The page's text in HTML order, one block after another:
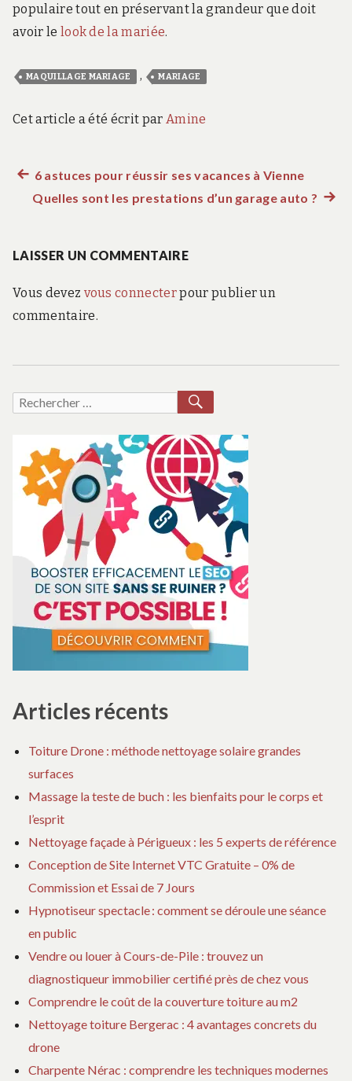
populaire tout en préservant la grandeur que doit
avoir le look de la mariée.
MAQUILLAGE MARIAGE , MARIAGE
Cet article a été écrit par Amine
Navigation
l’article
Article
précédent :
6 astuces pour réussir ses vacances à Vienne
Quelles sont les prestations d’un garage auto ?
LAISSER UN COMMENTAIRE
Vous devez vous connecterpour publier un
commentaire.
Recherche
Articles récents
Toiture Drone : méthode nettoyage solaire grandes
surfaces
Massage la teste de buch : les bienfaits pour le corps et
l’esprit
Nettoyage façade à Périgueux : les 5 experts de référence
Conception de Site Internet VTC Gratuite – 0% de
Commission et Essai de 7 Jours
Hypnotiseur spectacle : comment se déroule une séance
en public
Vendre ou louer à Cours-de-Pile : trouvez un
diagnostiqueur immobilier certifié près de chez vous
Comprendre le coût de la couverture toiture au m2
Nettoyage toiture Bergerac : 4 avantages concrets du
drone
Charpente Nérac : comprendre les techniques modernes